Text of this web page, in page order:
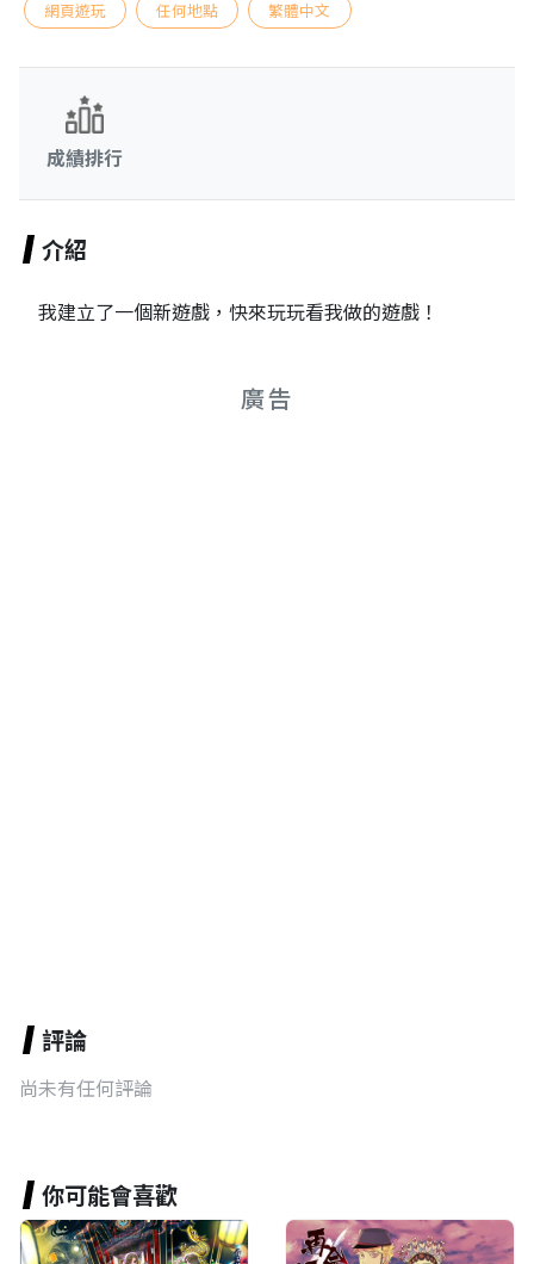
網頁遊玩 任何地點 繁體中文
成績排行
介紹
我建立了一個新遊戲，快來玩玩看我做的遊戲！
廣告
評論
尚未有任何評論
你可能會喜歡